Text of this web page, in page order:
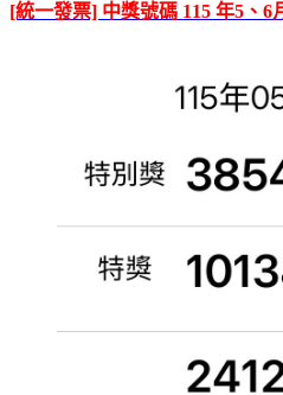
[統一發票] 中獎號碼 115 年5、6